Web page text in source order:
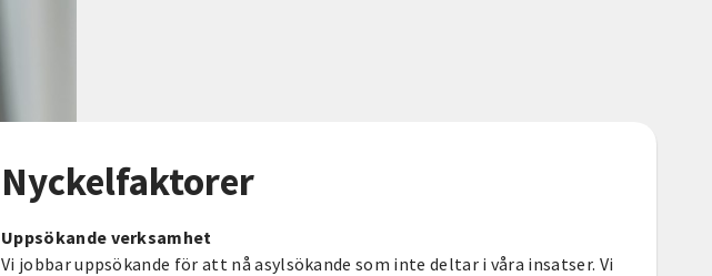
Nyckelfaktorer
Uppsökande verksamhet
Vi jobbar uppsökande för att nå asylsökande som inte deltar i våra insatser. Vi